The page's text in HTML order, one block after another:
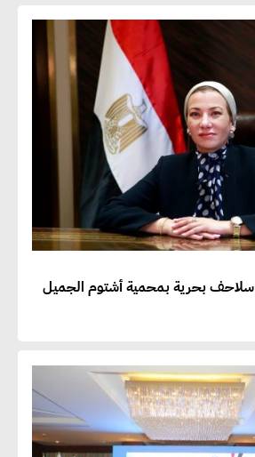
وزيرة البيئة: إنقاذ 4 سلاحف بحرية بمحمية أشتوم الجميل